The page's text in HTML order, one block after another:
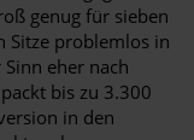
genug für sieben
Sitze problemlos in
eher nach
bis zu 3.300
in den